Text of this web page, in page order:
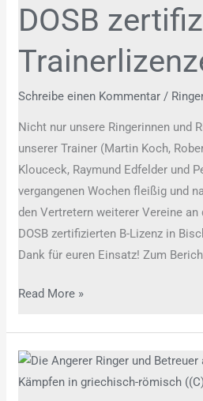
DOSB
Schreibe einen Kommentar /
Nicht nur unsere Ringerinnen und
unserer Trainer (Martin Koch,
Klouceck, Raymund Edfelder und
vergangenen Wochen fleißig und
den Vertretern weiterer Vereine an
DOSB zertifizierten B-Lizenz in
Dank für euren Einsatz! Zum
B-
Trainerlizenzen
Read More »
Angerer
Ringer